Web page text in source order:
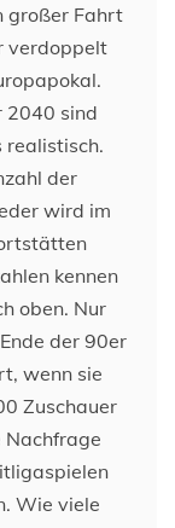
großer Fahrt
verdoppelt
2040 sind
realistisch.
der
wird im
kennen
oben. Nur
der 90er
wenn sie
Zuschauer
Wie viele